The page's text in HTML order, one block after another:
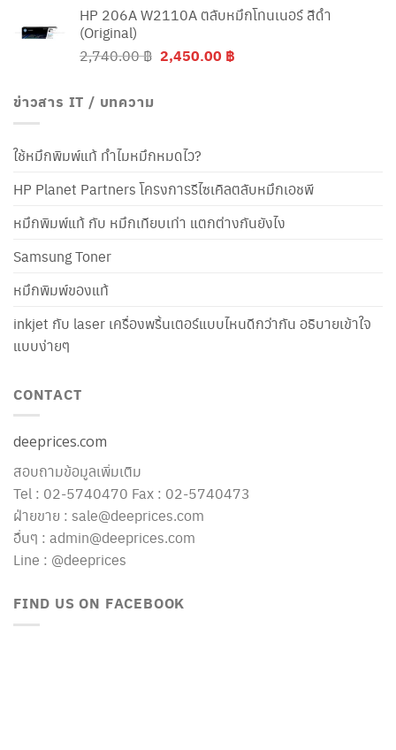
HP 206A W2110A ตลับหมึกโทนเนอร์ สีดำ
(Original)
2,740.00฿ Original
2,450.00 ฿Current
ข่าวสาร IT / บทความ
ใช้หมึกพิมพ์แท้ ทำไมหมึกหมดไว?
HP Planet Partners โครงการรีไซเคิลตลับหมึกเอชพี
หมึกพิมพ์แท้ กับ หมึกเทียบเท่า แตกต่างกันยังไง
Samsung Toner
หมึกพิมพ์ของแท้
inkjet กับ laser เครื่องพริ้นเตอร์แบบไหนดีกว่ากัน อธิบายเข้าใจ
แบบง่ายๆ
CONTACT
deeprices.com
สอบถามข้อมูลเพิ่มเติม
Tel : 02-5740470 Fax : 02-5740473
ฝ่ายขาย : sale@deeprices.com
อื่นๆ : admin@deeprices.com
Line : @deeprices
FIND US ON FACEBOOK